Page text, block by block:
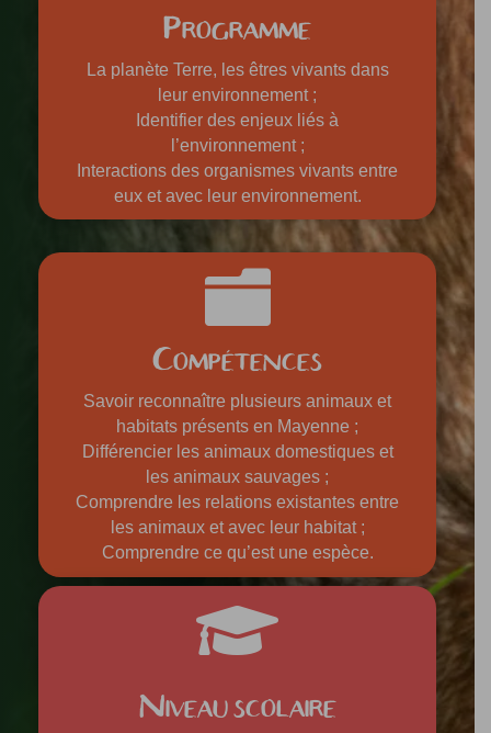
Programme
La planète Terre, les êtres vivants dans
leur environnement ;
Identifier des enjeux liés à
l’environnement ;
Interactions des organismes vivants entre
eux et avec leur environnement.

Compétences
Savoir reconnaître plusieurs animaux et
habitats présents en Mayenne ;
Différencier les animaux domestiques et
les animaux sauvages ;
Comprendre les relations existantes entre
les animaux et avec leur habitat ;
Comprendre ce qu’est une espèce.

Niveau scolaire